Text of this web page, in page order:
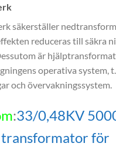
säkerställer
reduceras till säkra
är
operativa system,
och övervakningssystem.
:33/0,48KV
för